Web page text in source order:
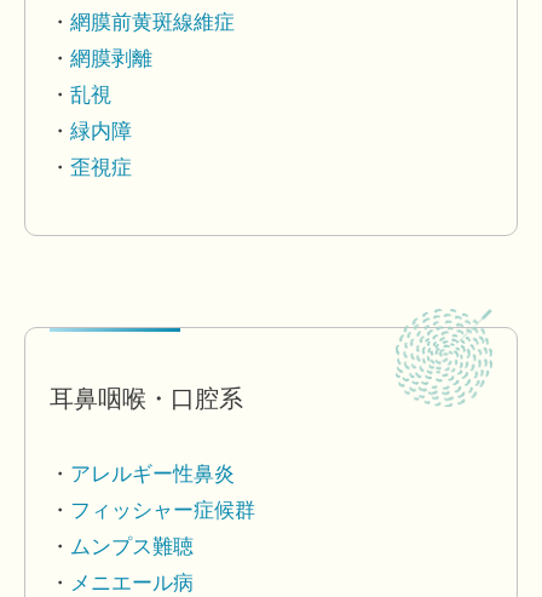
網膜前黄斑線維症
網膜剥離
乱視
緑内障
歪視症
耳鼻咽喉・口腔系
アレルギー性鼻炎
フィッシャー症候群
ムンプス難聴
メニエール病